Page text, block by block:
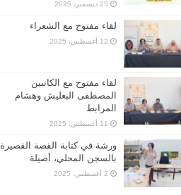
25 ديسمبر، 2025
لقاء مفتوح مع الشعراء
12 أغسطس، 2025
لقاء مفتوح مع الكاتبين
المصطفى البعليش وهشام
المرابط
11 أغسطس، 2025
ورشة في كتابة القصة القصيرة
بالسجن المحلي، أصيلة
2 أغسطس، 2025